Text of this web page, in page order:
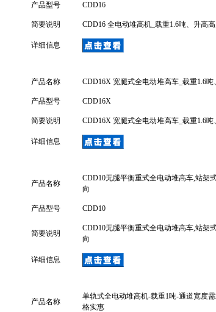
产品型号 CDD16
简要说明 CDD16 全电动堆高机_载重1.6吨、升高
详细信息
产品名称 CDD16X 宽腿式全电动堆高车_载重1.6
产品型号 CDD16X
简要说明 CDD16X 宽腿式全电动堆高车_载重1.6
详细信息
产品名称
CDD10无腿平衡重式全电动堆高车,站架
向
产品型号 CDD10
简要说明
CDD10无腿平衡重式全电动堆高车,站架
向
详细信息
产品名称
单轨式全电动堆高机-载重1吨-通道宽度
格实惠